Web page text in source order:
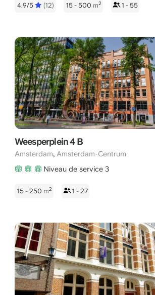
4.9/5 (12) 15 - 500 m2 1 - 55
Weesperplein 4 B
Amsterdam, Amsterdam-Centrum
Niveau de service 3
15 - 250 m2 1 - 27